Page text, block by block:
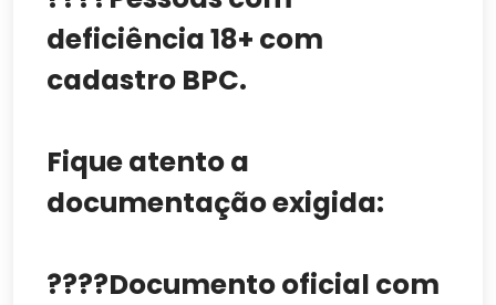
deficiência 18+ com
cadastro BPC.
Fique atento a
documentação exigida:
????Documento oficial com